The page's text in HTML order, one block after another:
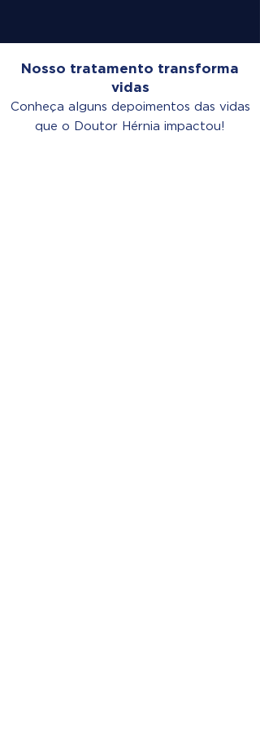
Nosso tratamento transforma
vidas
Conheça alguns depoimentos das vidas
que o Doutor Hérnia impactou!